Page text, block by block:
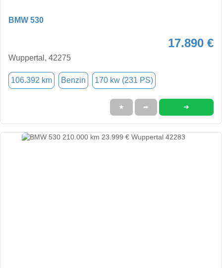
BMW 530
17.890 €
Wuppertal, 42275
106.392 km Benzin 170 kw (231 PS)
★ ➦ ➜